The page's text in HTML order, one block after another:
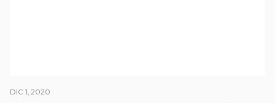
DIC 1, 2020